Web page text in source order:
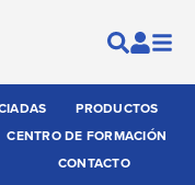
PRODUCTOS
CENTRO DE FORMACIÓN
CONTACTO